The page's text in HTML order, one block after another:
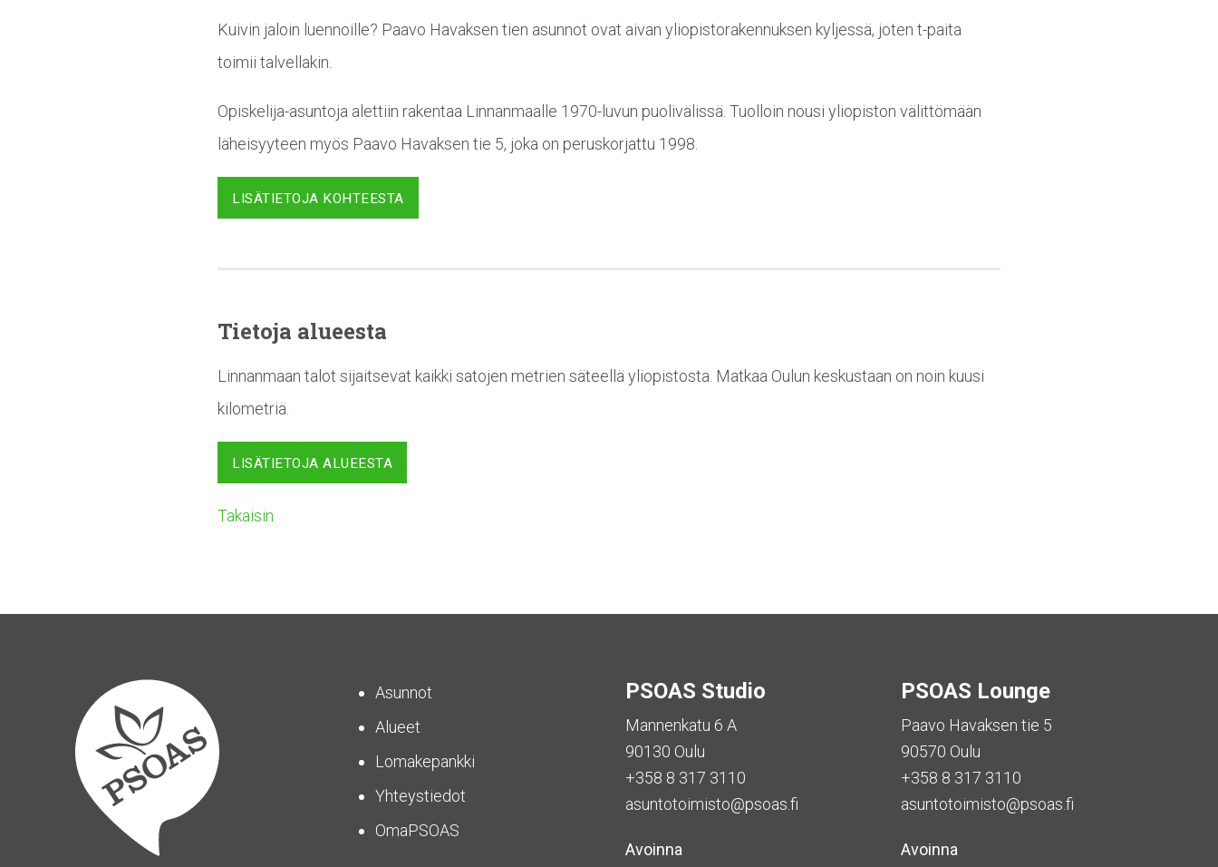
Kuivin jaloin luennoille? Paavo Havaksen tien asunnot ovat aivan yliopistorakennuksen kyljessä, joten t-paita
toimii talvellakin.
Opiskelija-asuntoja alettiin rakentaa Linnanmaalle 1970-luvun puolivälissä. Tuolloin nousi yliopiston välittömään
läheisyyteen myös Paavo Havaksen tie 5, joka on peruskorjattu 1998.
LISÄTIETOJA KOHTEESTA
Tietoja alueesta
Linnanmaan talot sijaitsevat kaikki satojen metrien säteellä yliopistosta. Matkaa Oulun keskustaan on noin kuusi
kilometriä.
LISÄTIETOJA ALUEESTA
Takaisin
Asunnot
Alueet
Lomakepankki
Yhteystiedot
OmaPSOAS
PSOAS Studio
Mannenkatu 6 A
90130 Oulu
+358 8 317 3110
asuntotoimisto@psoas.fi
Avoinna
PSOAS Lounge
Paavo Havaksen tie 5
90570 Oulu
+358 8 317 3110
asuntotoimisto@psoas.fi
Avoinna